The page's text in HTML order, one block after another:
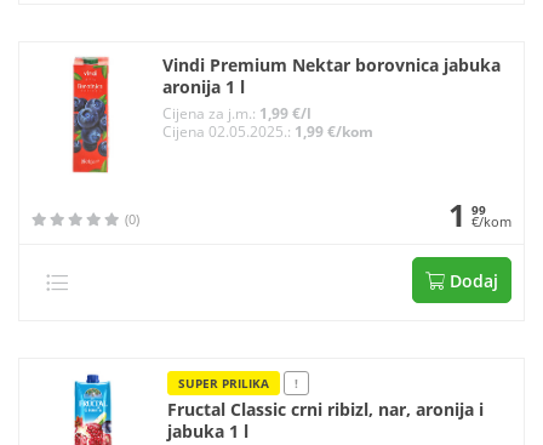
Vindi Premium Nektar borovnica jabuka
aronija 1 l
Cijena za j.m.: 1,99 €/l
Cijena 02.05.2025.: 1,99 €/kom
(0) 1 99
€/kom
Dodaj
SUPER PRILIKA !
Fructal Classic crni ribizl, nar, aronija i
jabuka 1 l